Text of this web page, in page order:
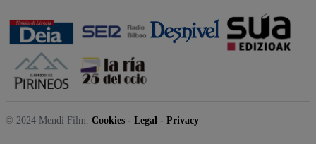
© 2024 Mendi Film. Cookies - Legal - Privacy